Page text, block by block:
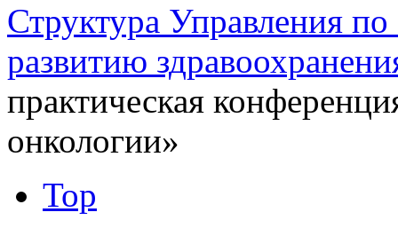
Структура Управления
развитию
практическая
онкологии»
Top